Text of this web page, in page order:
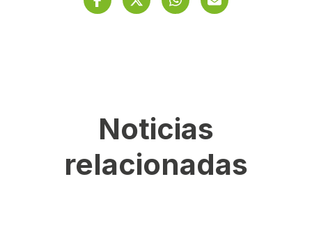
FacebookSe abre en ventana
TwitterSe abre en
WhatsappCorreo
Noticias
relacionadas